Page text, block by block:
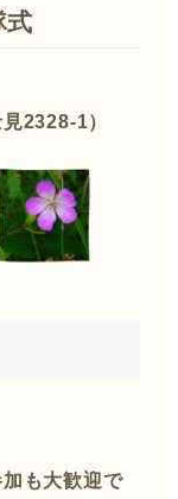
式
2328-1）
も大歓迎で